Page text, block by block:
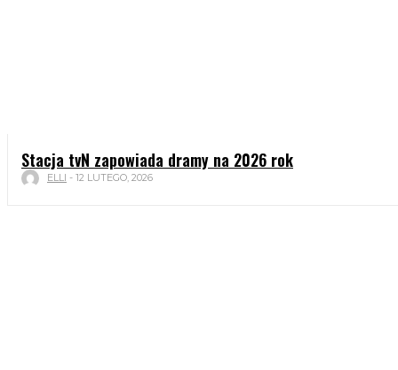
Stacja tvN zapowiada dramy na 2026 rok
ELLI - 12 LUTEGO, 2026